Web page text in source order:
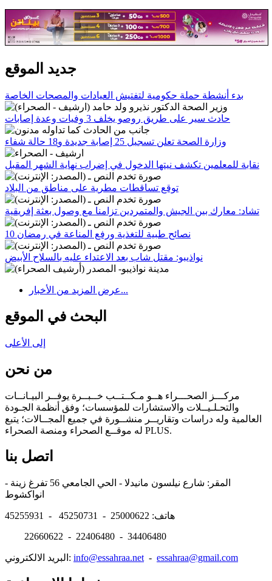
جديد الموقع
بدء أنشطة حملة حكومية لتفتيش العيادات والمصحات الخاصة
حادث سير على طريق روصو يخلف 3 وفيات وعدة إصابات
وزارة الصحة تعلن تسجيل 25 إصابة جديدة و18 حالة شفاء
نقابة للمعلمين تكشف نيتها الدخول في إضراب نهاية الشهر المقبل
توقع تساقطات مطرية على مناطق من البلاد
تشاد: معارك بين الجيش والمتمردين تزامنا مع وصول بعثة إفريقية
10 نصائح طبية للتغذية ورفع المناعة في رمضان
نواذيبو: مقتل شاب بعد الاعتداء عليه بالسلاح الأبيض
عرض المزيد من الأخبار...
البحث في الموقع
إلى الأعلى
من نحن
مركـــز الصحـــراء هــو مـكــتــب خــبــرة يوفــر البيـانــات
والتحـلـيــلات والاستشارات للمؤسسات؛ وفق أنظمة الجـودة
العالمية وله دراسات وتقاريــر منشــورة في جميع المجــالات؛ يتبع
له موقــع الصحراء ومنصة الصحراء PLUS.
اتصل بنا
المقر: شارع نيلسون مانيدلا - الحي الجامعي 56 تفرغ زينة -
هاتف: 25000622 - 45250731 - 45255931
22660622 - 22406480 - 34406480
البريد الالكتروني: info@essahraa.net - essahraa@gmail.com